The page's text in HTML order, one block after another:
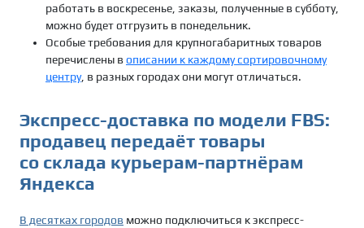
работать в воскресенье, заказы, полученные в субботу,
можно будет отгрузить в понедельник.
Особые требования для крупногабаритных товаров
перечислены вописании к каждому сортировочному
центру, в разных городах они могут отличаться.
Экспресс-доставка по модели FBS:
продавец передаёт товары
со склада курьерам-партнёрам
Яндекса
В десятках городов можно подключиться к экспресс-